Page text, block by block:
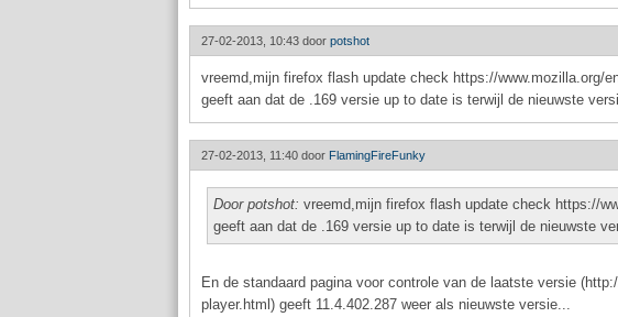
27-02-2013, 10:43 door potshot
vreemd,mijn firefox flash update check https://www.mozilla.org/
geeft aan dat de .169 versie up to date is terwijl de nieuwste
27-02-2013, 11:40 door FlamingFireFunky
Door potshot: vreemd,mijn firefox flash update check https://
geeft aan dat de .169 versie up to date is terwijl de nieuwste
En de standaard pagina voor controle van de laatste versie
player.html) geeft 11.4.402.287 weer als nieuwste versie...